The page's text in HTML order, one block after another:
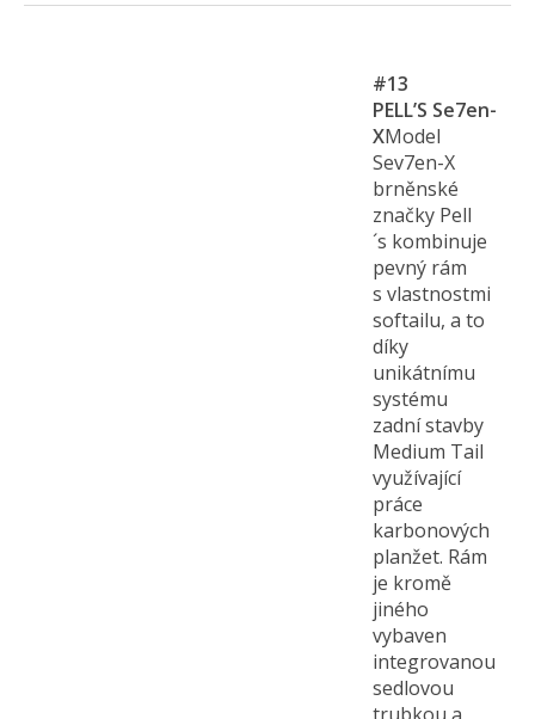
#13
PELL’S Se7en-
XModel
Sev7en-X
brněnské
značky Pell
´s kombinuje
pevný rám
s vlastnostmi
softailu, a to
díky
unikátnímu
systému
zadní stavby
Medium Tail
využívající
práce
karbonových
planžet. Rám
je kromě
jiného
vybaven
integrovanou
sedlovou